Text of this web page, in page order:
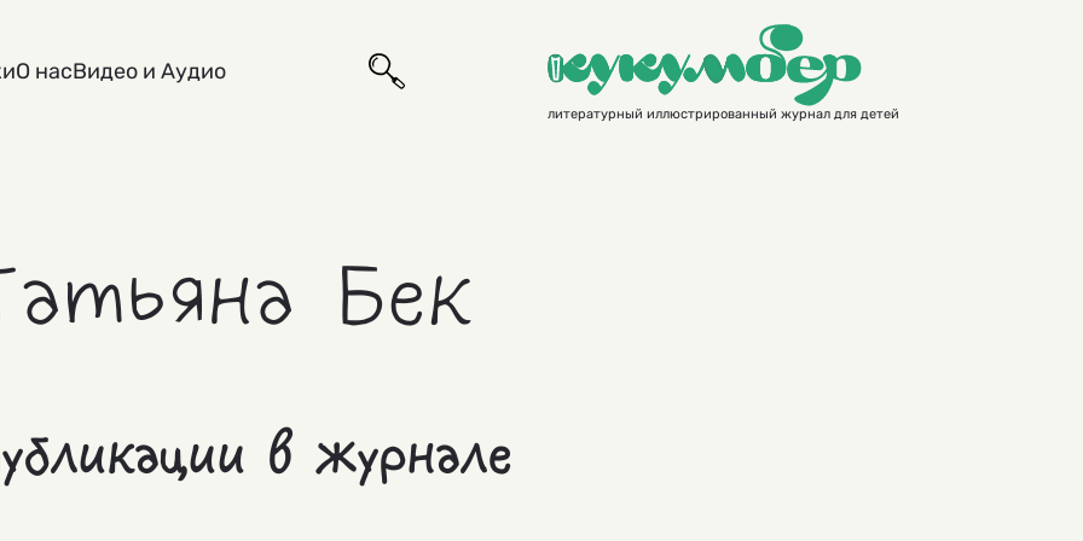
О насВидео и Аудио
литературный иллюстрированный журнал для детей
Бек
в журнале